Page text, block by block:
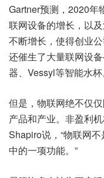
Gartner预测，2020年
联网设备的增长，以
不断增长，使得创业
还催生了大量联网设
器、Vessyl等智能水杯
但是，物联网绝不仅
产品和产业。非盈利
Shapiro说，“物联网
中的一项功能。”